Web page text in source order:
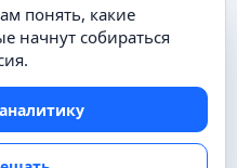
понять, какие
начнут собираться